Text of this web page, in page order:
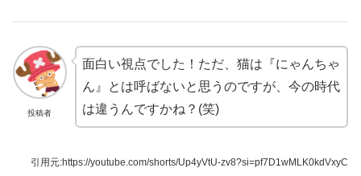
投稿者
面白い視点でした！ただ、猫は『にゃんちゃ
ん』とは呼ばないと思うのですが、今の時代
は違うんですかね？(笑)
引用元:https://youtube.com/shorts/Up4yVtU-zv8?si=pf7D1wMLK0kdVxyC